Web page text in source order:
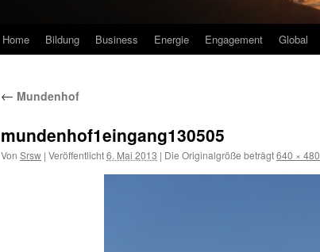
Home Bildung Business Energie Engagement Global
← Mundenhof
mundenhof1eingang130505
Von Srsw | Veröffentlicht6. Mai 2013 | Die Originalgröße beträgt640 × 480